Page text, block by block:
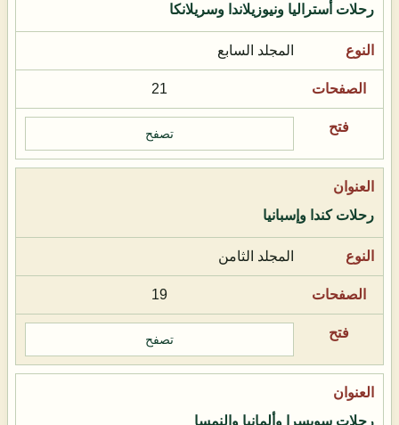
رحلات أستراليا ونيوزيلاندا وسريلانكا
المجلد السابع
21
تصفح
رحلات كندا وإسبانيا
المجلد الثامن
19
تصفح
رحلات سويسرا وألمانيا والنمسا